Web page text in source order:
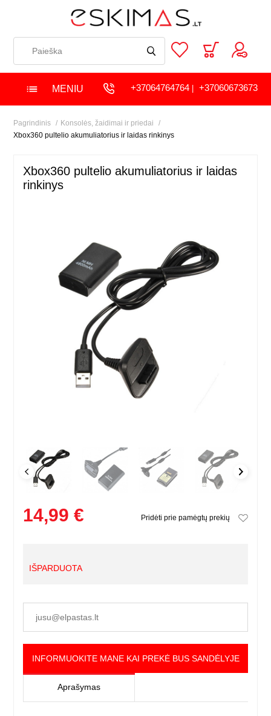
MENIU +37064764764| +37060673673
Pagrindinis
Konsolės, žaidimai ir priedai
Xbox360 pultelio akumuliatorius ir laidas rinkinys
Xbox360 pultelio akumuliatorius ir laidas
rinkinys
14,99 € Pridėti prie pamėgtų prekių
IŠPARDUOTA
INFORMUOKITE MANE KAI PREKĖ BUS SANDĖLYJE
Aprašymas